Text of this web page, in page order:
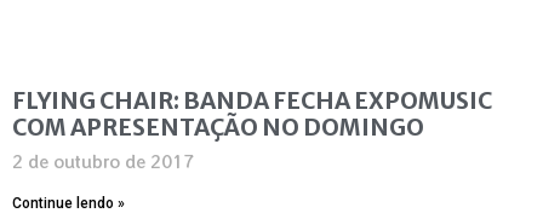
FLYING CHAIR: BANDA FECHA EXPOMUSIC
COM APRESENTAÇÃO NO DOMINGO
2 de outubro de 2017
Continue lendo »